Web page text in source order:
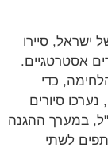
ישראל, סיירו
אסטרטגיים.
כדי
סיורים
במערך ההגנה
לשתי